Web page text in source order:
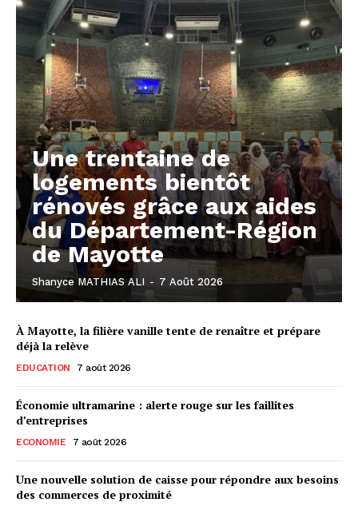
Une trentaine de
logements bientôt
rénovés grâce aux aides
du Département-Région
de Mayotte
Shanyce MATHIAS ALI - 7 Août 2026
À Mayotte, la filière vanille tente de renaître et prépare
déjà la relève
EDUCATION 7 août 2026
Économie ultramarine : alerte rouge sur les faillites
d’entreprises
ECONOMIE 7 août 2026
Une nouvelle solution de caisse pour répondre aux besoins
des commerces de proximité